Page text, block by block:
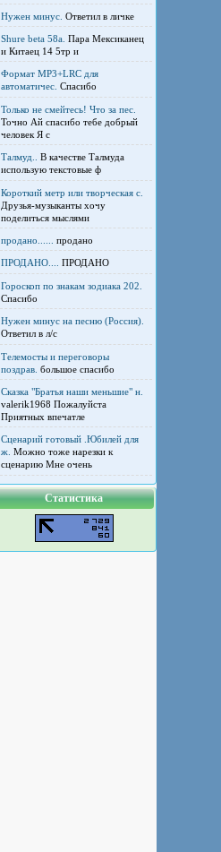
Нужен минус. Ответил в личке
Shure beta 58а. Пара Мексиканец
и Китаец 14 5тр и
Формат MP3+LRC для
автоматичес. Спасибо
Только не смейтесь! Что за пес.
Точно Ай спасибо тебе добрый
человек Я с
Талмуд..
В качестве Талмуда
использую текстовые ф
Короткий метр или творческая с.
Друзья-музыканты хочу
поделиться мыслями
продано...... продано
ПРОДАНО.... ПРОДАНО
Гороскоп по знакам зодиака 202.
Спасибо
Нужен минус на песню (Россия).
Ответил в л/с
Телемосты и переговоры
поздрав. большое спасибо
Сказка "Братья наши меньшие" н.
valerik1968 Пожалуйста
Приятных впечатле
Сценарий готовый .Юбилей для
ж. Можно тоже нарезки к
сценарию Мне очень
Статистика